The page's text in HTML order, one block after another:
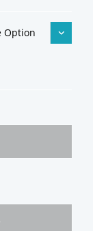
Option